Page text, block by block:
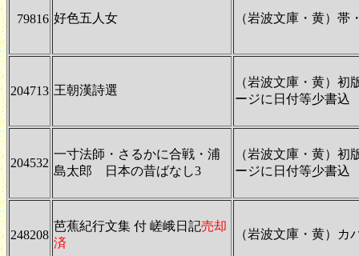
79816 好色五人女 （岩波文庫・黄）帯
204713 王朝漢詩選
（岩波文庫・黄）初
ージに日付等少書込
204532
一寸法師・さるかに合戦・浦
島太郎 日本の昔ばなし3
（岩波文庫・黄）初
ージに日付等少書込
248208
芭蕉紀行文集 付 嵯峨日記売却
済
（岩波文庫・黄）カ